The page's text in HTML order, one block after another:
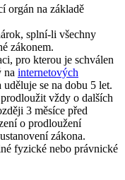
orgán na základě
splní-li všechny
zákonem.
pro kterou je schválen
na internetových
uděluje se na dobu 5 let.
vždy o dalších
3 měsíce před
o prodloužení
zákona.
fyzické nebo právnické